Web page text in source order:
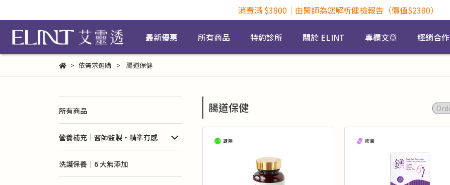
消費滿 $3800｜由醫師為您解析健檢報告（價值$2380）
最新優惠 所有商品 特約診所 關於 ELINT 專欄文章 經銷合作
依需求選購 腸道保健
所有商品
營養補充｜醫師監製・精準有感
洗護保養｜6 大無添加
腸道保健